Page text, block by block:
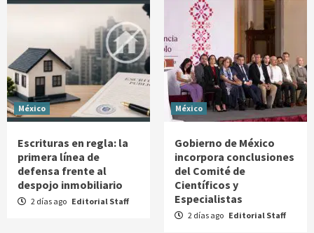
México
Escrituras en regla: la
primera línea de
defensa frente al
despojo inmobiliario
2 días ago Editorial Staff
México
Gobierno de México
incorpora conclusiones
del Comité de
Científicos y
Especialistas
2 días ago Editorial Staff